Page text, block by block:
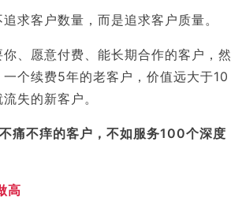
求客户数量，而是追求客户质量。
、愿意付费、能长期合作的客户，然
个续费5年的老客户，价值远大于10
失的新客户。
痛不痒的客户，不如服务100个深度
高